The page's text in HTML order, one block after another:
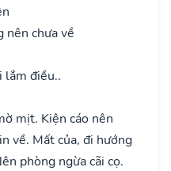
nên chưa về
điều..
mịt. Kiện cáo nên
về. Mất của, đi hướng
phòng ngừa cãi cọ.